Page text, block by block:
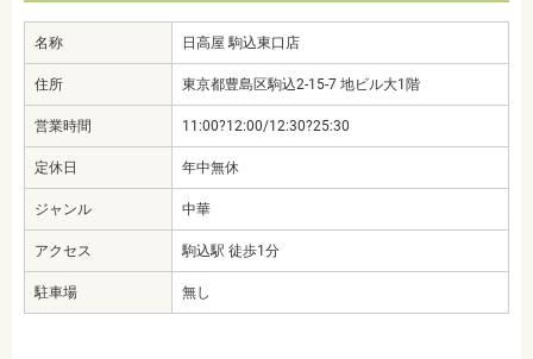
名称 日高屋 駒込東口店
住所 東京都豊島区駒込2-15-7 地ビル大1階
営業時間 11:00?12:00/12:30?25:30
定休日 年中無休
ジャンル 中華
アクセス 駒込駅 徒歩1分
駐車場 無し